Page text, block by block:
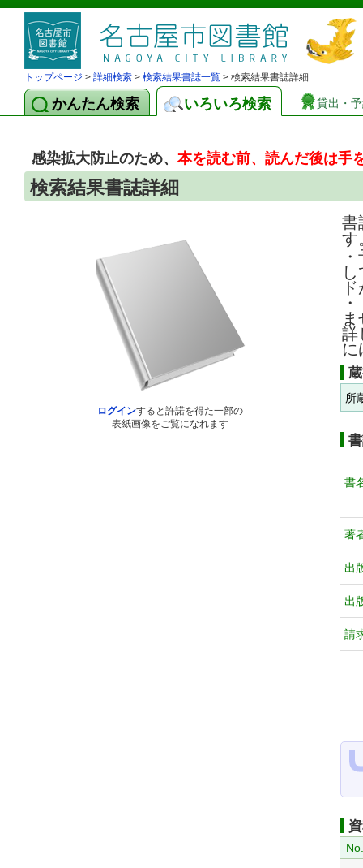
トップページ > 詳細検索 > 検索結果書誌一覧 > 検索結果書誌詳細
かんたん検索 いろいろ検索 貸出・
感染拡大防止のため、本を読む前、読んだ後は手
検索結果書誌詳細
ログインすると許諾を得た一部の
表紙画像をご覧になれます
書
す
詳
に
所
書
著
出
出
請
No.